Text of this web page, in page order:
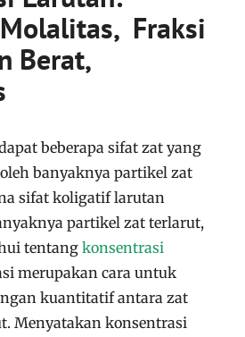
Fraksi
Berat,
beberapa sifat zat yang
banyaknya partikel zat
sifat koligatif larutan
partikel zat terlarut,
tentang konsentrasi
merupakan cara untuk
kuantitatif antara zat
Menyatakan konsentrasi